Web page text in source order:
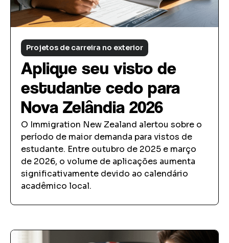
Projetos de carreira no exterior
Aplique seu visto de
estudante cedo para
Nova Zelândia 2026
O Immigration New Zealand alertou sobre o
período de maior demanda para vistos de
estudante. Entre outubro de 2025 e março
de 2026, o volume de aplicações aumenta
significativamente devido ao calendário
acadêmico local.